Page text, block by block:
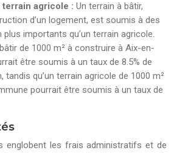
terrain agricole : Un terrain à bâtir,
d’un logement, est soumis à des
importants qu’un terrain agricole.
de 1000 m² à construire à Aix-en-
être soumis à un taux de 8.5% de
qu’un terrain agricole de 1000 m²
pourrait être soumis à un taux de
englobent les frais administratifs et de